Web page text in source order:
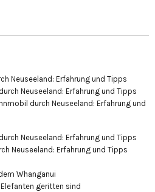
Neuseeland: Erfahrung und Tipps
Neuseeland: Erfahrung und Tipps
durch Neuseeland: Erfahrung und
Neuseeland: Erfahrung und Tipps
Neuseeland: Erfahrung und Tipps
Whanganui
geritten sind